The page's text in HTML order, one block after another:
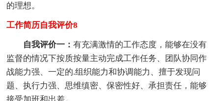
的理想。
工作简历自我评价8
自我评价一：有充满激情的工作态度，能够在没有
监督的情况下按质按量主动完成工作任务、团队协同作
战能力强、一定的.组织能力和协调能力、擅于发现问
题、执行力强、思维缜密、保密性好、承担责任，能够
接受加班和出差。